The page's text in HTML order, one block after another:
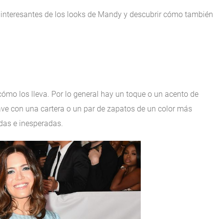
de los looks de Mandy y descubrir cómo también
los lleva. Por lo general hay un toque o un acento de
con una cartera o un par de zapatos de un color más
e inesperadas.